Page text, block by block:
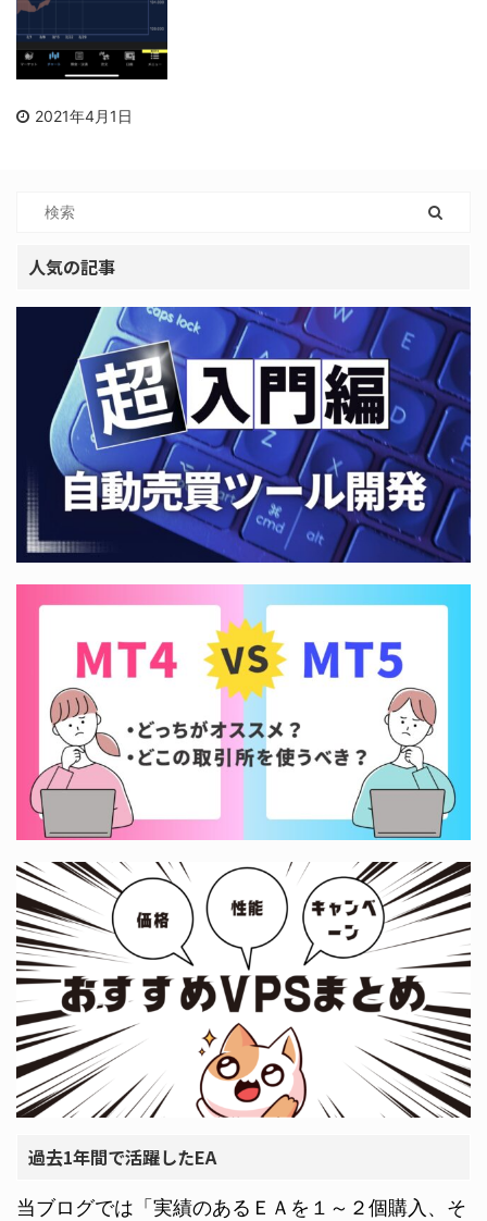
2021年4月1日
人気の記事
過去1年間で活躍したEA
当ブログでは「実績のあるＥＡを１～２個購入、そ